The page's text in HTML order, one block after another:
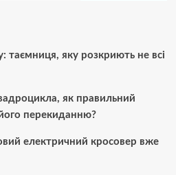
таємниця, яку розкриють не всі
як правильний
перекиданню?
електричний кросовер вже